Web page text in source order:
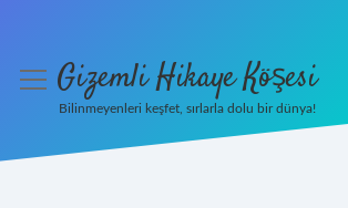
menüyüGizemli Hikaye Köşesi
Bilinmeyenleri keşfet, sırlarla dolu bir dünya!